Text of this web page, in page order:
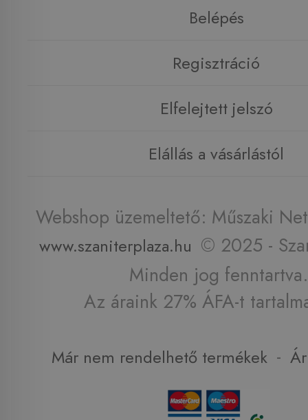
Belépés
Regisztráció
Elfelejtett jelszó
Elállás a vásárlástól
Webshop üzemeltető: Műszaki
www.szaniterplaza.hu © 2025 -
Minden jog fenntartva.
Az áraink 27% ÁFA-t
Már nem rendelhető termékek -